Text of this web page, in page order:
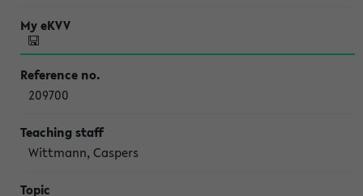
209700
Wittmann, Caspers